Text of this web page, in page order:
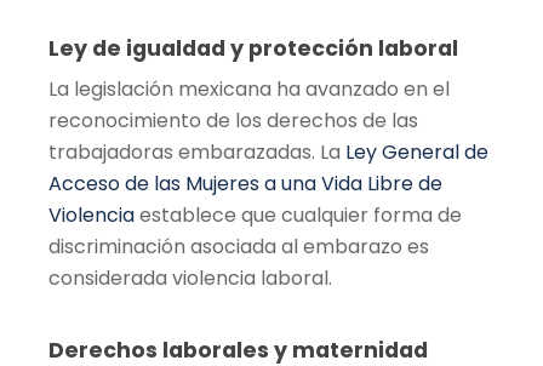
Ley de igualdad y protección laboral
La legislación mexicana ha avanzado en el
reconocimiento de los derechos de las
trabajadoras embarazadas. La Ley General de
Acceso de las Mujeres a una Vida Libre de
Violenciaestablece que cualquier forma de
discriminación asociada al embarazo es
considerada violencia laboral.
Derechos laborales y maternidad